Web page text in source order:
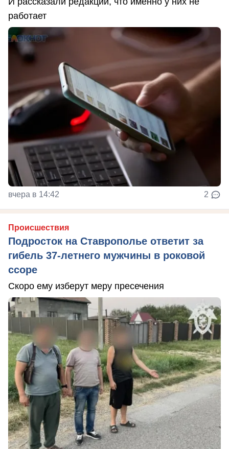
работает
вчера в 14:42 2
Происшествия
Подросток на Ставрополье ответит за
гибель 37-летнего мужчины в роковой
ссоре
Скоро ему изберут меру пресечения